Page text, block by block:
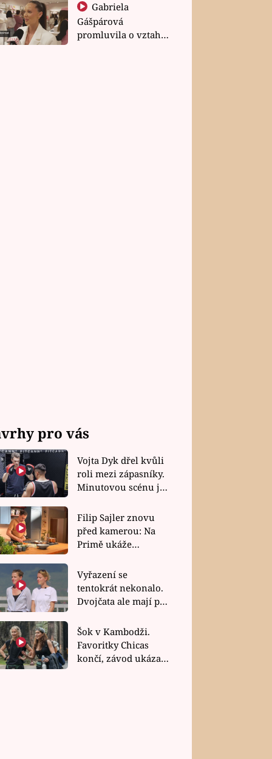
Gabriela
Gášpárová
promluvila o vztahu
pro vás
Vojta Dyk dřel kvůli
roli mezi zápasníky.
Minutovou scénu jel
Filip Sajler znovu
před kamerou: Na
Primě ukáže
rychlé recepty
Vyřazení se
tentokrát nekonalo.
Dvojčata ale mají po
závodu nůž na krku
Šok v Kambodži.
Favoritky Chicas
končí, závod ukázal